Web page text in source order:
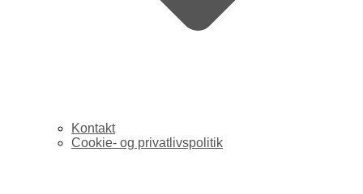
Kontakt
Cookie- og privatlivspolitik